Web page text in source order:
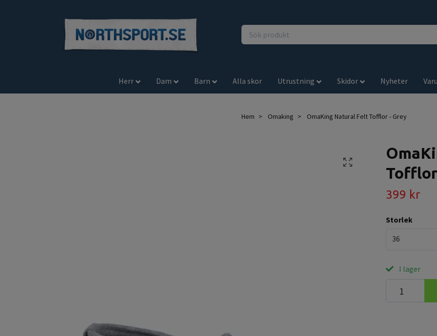
Herr Dam Barn Alla skor Utrustning Skidor Nyheter
Hem Omaking OmaKing Natural Felt Tofflor - Grey
399 kr
Storlek
36
I lager